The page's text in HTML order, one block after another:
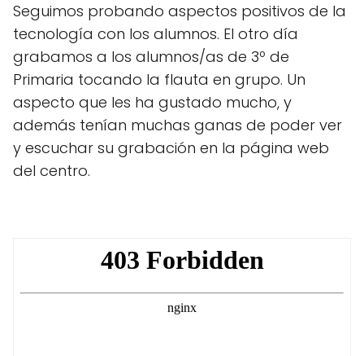
Seguimos probando aspectos positivos de la
tecnología con los alumnos. El otro día
grabamos a los alumnos/as de 3º de
Primaria tocando la flauta en grupo. Un
aspecto que les ha gustado mucho, y
además tenían muchas ganas de poder ver
y escuchar su grabación en la página web
del centro.